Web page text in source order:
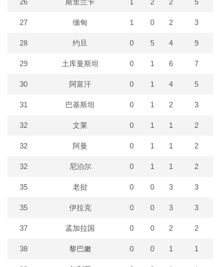
26 斯里兰卡 1 2 2 5
27 缅甸 1 0 2 3
28 约旦 0 5 4 9
29 土库曼斯坦 0 1 6 7
30 阿富汗 0 1 4 5
31 巴基斯坦 0 1 2 3
32 文莱 0 1 1 2
32 阿曼 0 1 1 2
32 尼泊尔 0 1 1 2
35 老挝 0 0 3 3
35 伊拉克 0 0 3 3
37 孟加拉国 0 0 2 2
38 黎巴嫩 0 0 1 1